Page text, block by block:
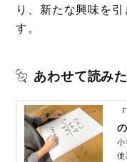
り、新たな興味を
す。
あわせて読み